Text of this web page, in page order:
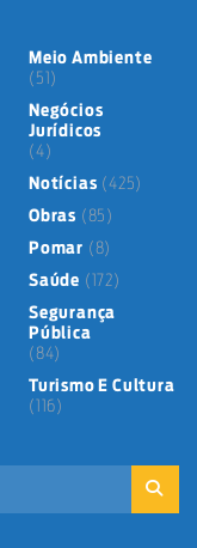
Meio Ambiente
(51)
Negócios
Jurídicos
(4)
Notícias (425)
Obras (85)
Pomar (8)
Saúde (172)
Segurança
Pública
(84)
Turismo E Cultura
(116)